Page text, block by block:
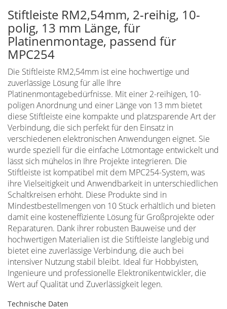
Stiftleiste RM2,54mm, 2-reihig, 10-
polig, 13 mm Länge, für
Platinenmontage, passend für
MPC254
Die Stiftleiste RM2,54mm ist eine hochwertige und
zuverlässige Lösung für alle Ihre
Platinenmontagebedürfnisse. Mit einer 2-reihigen, 10-
poligen Anordnung und einer Länge von 13 mm bietet
diese Stiftleiste eine kompakte und platzsparende Art der
Verbindung, die sich perfekt für den Einsatz in
verschiedenen elektronischen Anwendungen eignet. Sie
wurde speziell für die einfache Lötmontage entwickelt und
lässt sich mühelos in Ihre Projekte integrieren. Die
Stiftleiste ist kompatibel mit dem MPC254-System, was
ihre Vielseitigkeit und Anwendbarkeit in unterschiedlichen
Schaltkreisen erhöht. Diese Produkte sind in
Mindestbestellmengen von 10 Stück erhältlich und bieten
damit eine kosteneffiziente Lösung für Großprojekte oder
Reparaturen. Dank ihrer robusten Bauweise und der
hochwertigen Materialien ist die Stiftleiste langlebig und
bietet eine zuverlässige Verbindung, die auch bei
intensiver Nutzung stabil bleibt. Ideal für Hobbyisten,
Ingenieure und professionelle Elektronikentwickler, die
Wert auf Qualität und Zuverlässigkeit legen.
Technische Daten